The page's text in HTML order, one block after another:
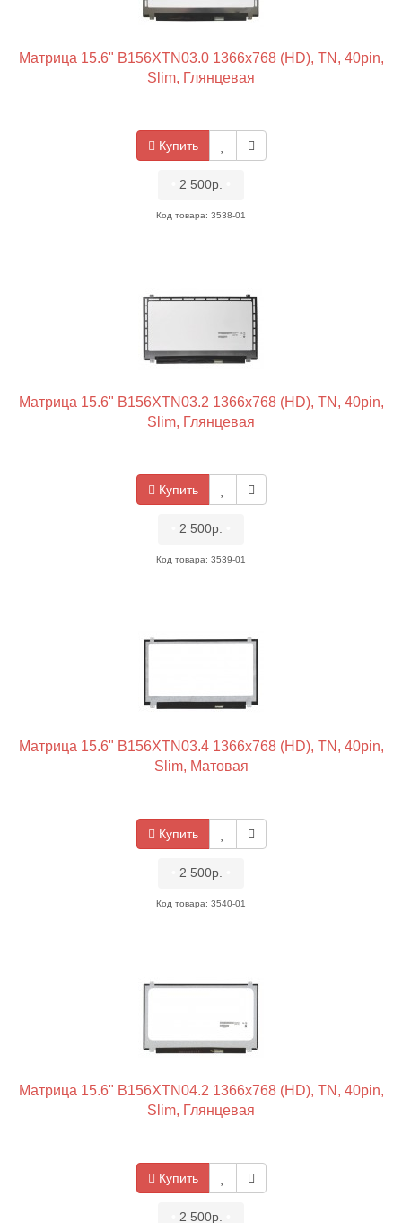
Матрица 15.6" B156XTN03.0 1366x768 (HD), TN, 40pin,
Slim, Глянцевая
Купить
2 500р.
Код товара: 3538-01
Матрица 15.6" B156XTN03.2 1366x768 (HD), TN, 40pin,
Slim, Глянцевая
Купить
2 500р.
Код товара: 3539-01
Матрица 15.6" B156XTN03.4 1366x768 (HD), TN, 40pin,
Slim, Матовая
Купить
2 500р.
Код товара: 3540-01
Матрица 15.6" B156XTN04.2 1366x768 (HD), TN, 40pin,
Slim, Глянцевая
Купить
2 500р.